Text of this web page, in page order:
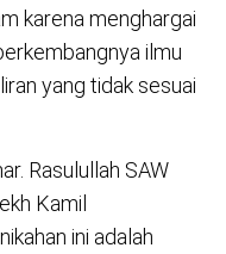
karena menghargai
ilmu
yang tidak sesuai
Rasulullah SAW
Kamil
ini adalah